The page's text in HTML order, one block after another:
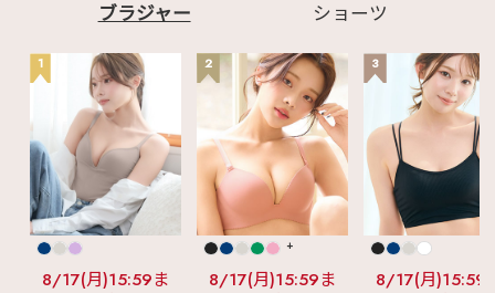
ブラジャー ショーツ
1
8/17(月)15:59ま
2
+
8/17(月)15:59ま
3
8/17(月)15:59